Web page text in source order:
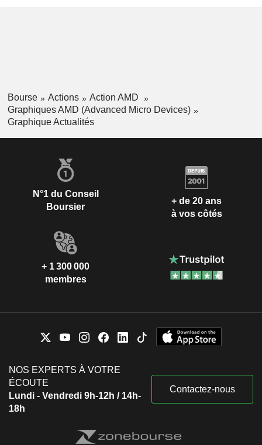
Bourse Actions
Action AMD
Graphiques AMD (Advanced Micro Devices)
Graphique Actualités
N°1 du Conseil
Boursier
+ de 20 ans
à vos côtés
+ 1 300 000
membres
NOS EXPERTS À VOTRE
ÉCOUTE
Lundi - Vendredi 9h-12h / 14h-
18h
Contactez-nous